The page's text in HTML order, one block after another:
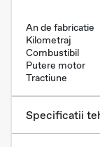
An de fabricatie
Kilometraj
Combustibil
Putere motor
Tractiune
Specificatii